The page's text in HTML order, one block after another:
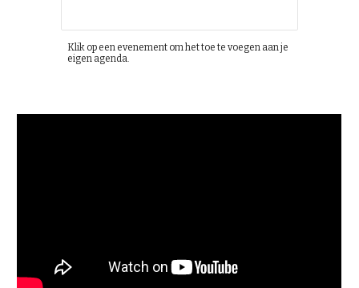
Klik op een evenement om het toe te voegen aan je
eigen agenda.